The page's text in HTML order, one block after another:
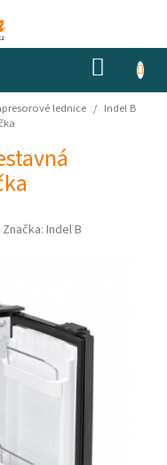
KOŠÍK
lednice / Indel B
Značka: Indel B